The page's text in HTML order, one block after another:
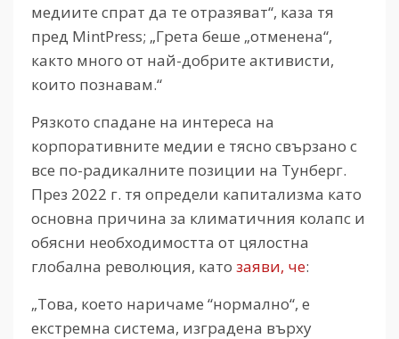
медиите спрат да те отразяват“, каза тя
пред MintPress; „Грета беше „отменена“,
както много от най-добрите активисти,
които познавам.“
Рязкото спадане на интереса на
корпоративните медии е тясно свързано с
все по-радикалните позиции на Тунберг.
През 2022 г. тя определи капитализма като
основна причина за климатичния колапс и
обясни необходимостта от цялостна
глобална революция, като заяви, че:
„Това, което наричаме “нормално“, е
екстремна система, изградена върху